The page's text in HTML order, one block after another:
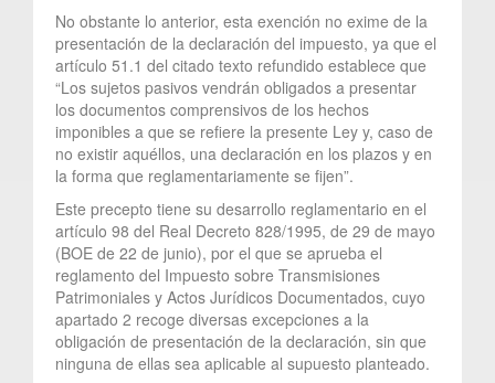
No obstante lo anterior, esta exención no exime de la
presentación de la declaración del impuesto, ya que el
artículo 51.1 del citado texto refundido establece que
“Los sujetos pasivos vendrán obligados a presentar
los documentos comprensivos de los hechos
imponibles a que se refiere la presente Ley y, caso de
no existir aquéllos, una declaración en los plazos y en
la forma que reglamentariamente se fijen”.
Este precepto tiene su desarrollo reglamentario en el
artículo 98 del Real Decreto 828/1995, de 29 de mayo
(BOE de 22 de junio), por el que se aprueba el
reglamento del Impuesto sobre Transmisiones
Patrimoniales y Actos Jurídicos Documentados, cuyo
apartado 2 recoge diversas excepciones a la
obligación de presentación de la declaración, sin que
ninguna de ellas sea aplicable al supuesto planteado.